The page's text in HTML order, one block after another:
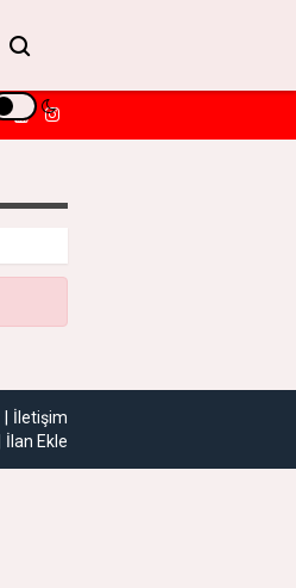
İletişim
İlan Ekle